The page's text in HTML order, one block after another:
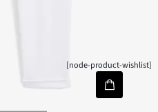
[node-product-wishlist]